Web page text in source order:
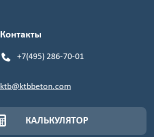
Контакты
+7(495) 286-70-01
ktb@ktbbeton.com
КАЛЬКУЛЯТОР